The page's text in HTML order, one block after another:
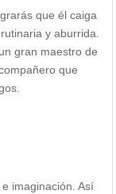
que él caiga
y aburrida.
gran maestro de
que
imaginación. Así